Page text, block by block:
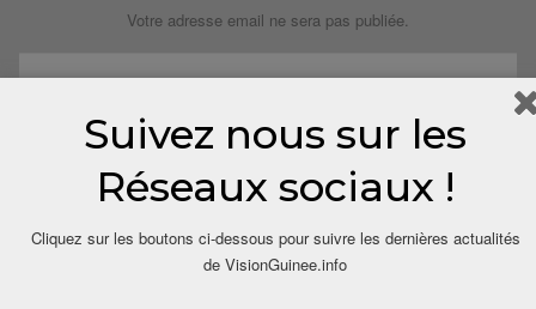
Votre adresse email ne sera pas publiée.
Suivez nous sur les
Réseaux sociaux !
Cliquez sur les boutons ci-dessous pour suivre les dernières actualités
de VisionGuinee.info